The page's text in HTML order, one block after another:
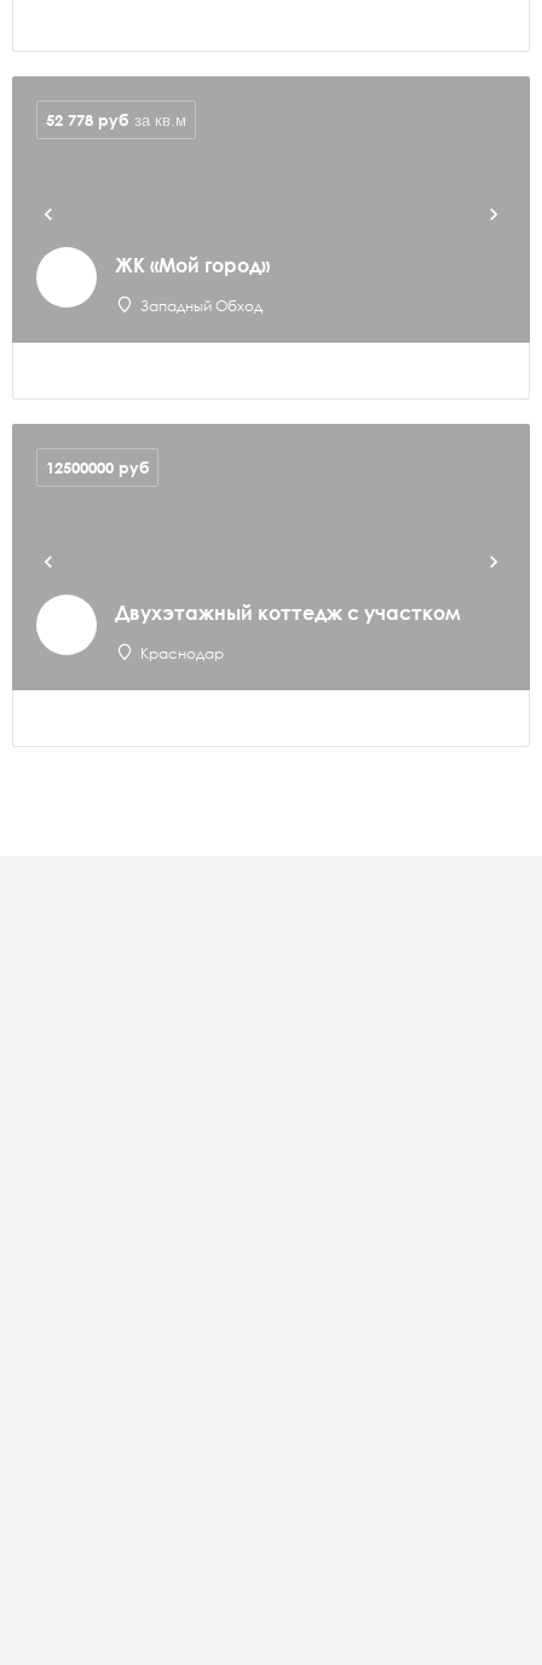
ЖК «Мой город»
Западный Обход
52 778 руб за кв.м
Двухэтажный коттедж с участком
Краснодар
12500000 руб